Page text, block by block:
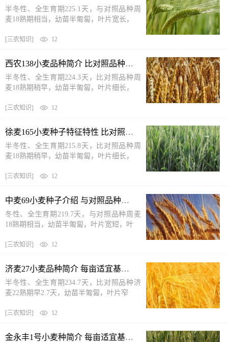
半冬性、全生育期225.1天，与对照品种周
麦18熟期相当，幼苗半匍匐，叶片宽长，
[三农知识] 12
西农138小麦品种简介 比对照品种周麦18熟期稍早
半冬性、全生育期224.3天，比对照品种周
麦18熟期稍早，幼苗半匍匐，叶片细长，
[三农知识] 12
徐麦165小麦种子特征特性 比对照品种周麦18熟期稍早
半冬性、全生育期215.8天，比对照品种周
麦18熟期稍早，幼苗半匍匐，叶片细长，
[三农知识] 12
中麦69小麦种子介绍 与对照品种周麦18熟期相当
冬性、全生育期219.7天，与对照品种周麦
18熟期相当，幼苗半匍匐，叶片宽短，叶
[三农知识] 12
济麦27小麦品种简介 每亩适宜基本苗15万—20万
半冬性、全生育期234.7天，比对照品种济
麦22熟期早2.7天，幼苗半匍匐，叶片窄
[三农知识] 12
金永丰1号小麦种简介 每亩适宜基本苗10万—12万